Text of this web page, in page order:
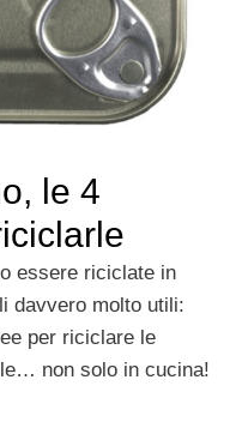
le 4
essere riciclate in
davvero molto utili:
per riciclare le
non solo in cucina!